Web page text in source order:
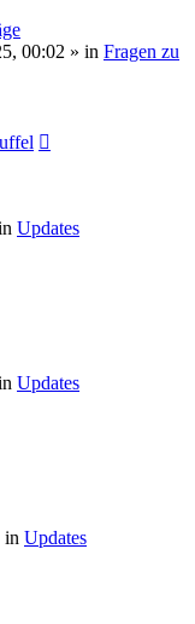
00:02 » in Fragen zu
Updates
Updates
in Updates